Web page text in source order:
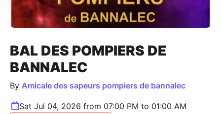
BAL DES POMPIERS DE
BANNALEC
By Amicale des sapeurs pompiers de bannalec
Sat Jul 04, 2026 from 07:00 PM to 01:00 AM